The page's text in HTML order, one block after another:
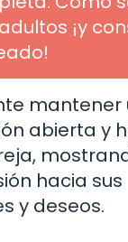
¡y
mantener
abierta y
hacia sus
y deseos.